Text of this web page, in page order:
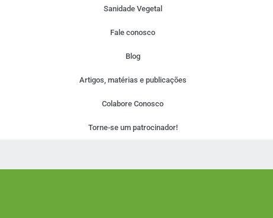
Sanidade Vegetal
Fale conosco
Blog
Artigos, matérias e publicações
Colabore Conosco
Torne-se um patrocinador!